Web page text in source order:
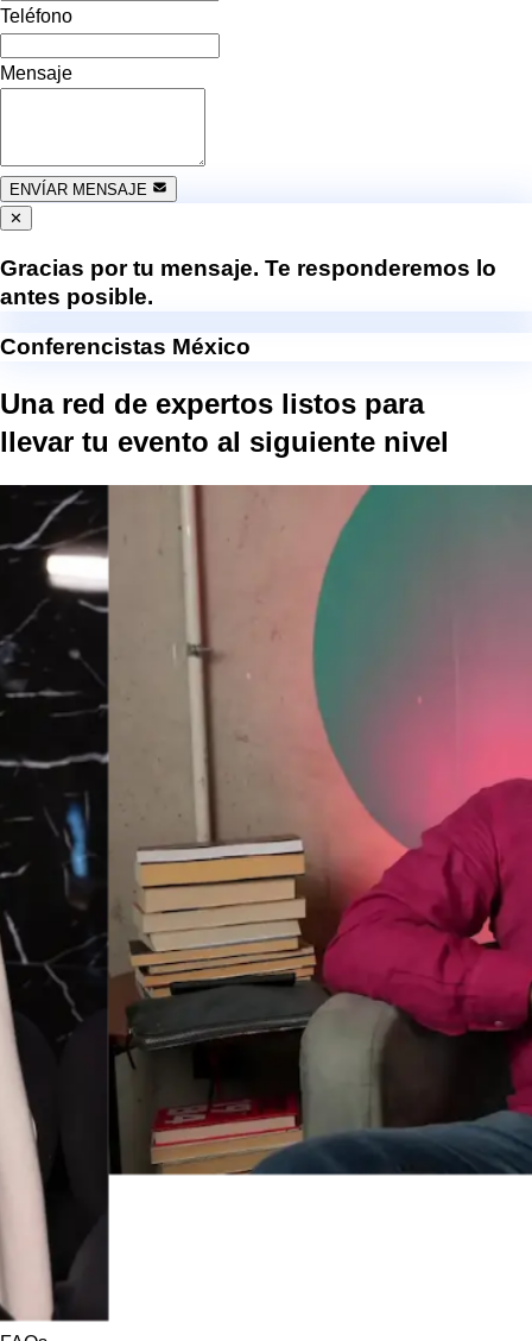
Teléfono
Mensaje
ENVÍAR MENSAJE
✕
Gracias por tu mensaje. Te responderemos lo
antes posible.
Conferencistas México
Una red de expertos listos para
llevar tu evento al siguiente nivel